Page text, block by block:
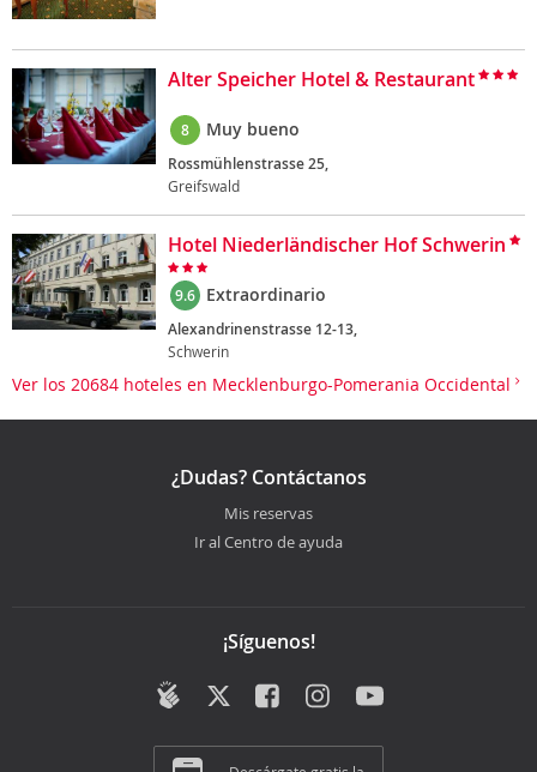
Alter Speicher Hotel & Restaurant
8 Muy bueno
Rossmühlenstrasse 25,
Greifswald
Hotel Niederländischer Hof Schwerin
9.6 Extraordinario
Alexandrinenstrasse 12-13,
Schwerin
Ver los 20684 hoteles en Mecklenburgo-Pomerania Occidental
¿Dudas? Contáctanos
Mis reservas
Ir al Centro de ayuda
¡Síguenos!